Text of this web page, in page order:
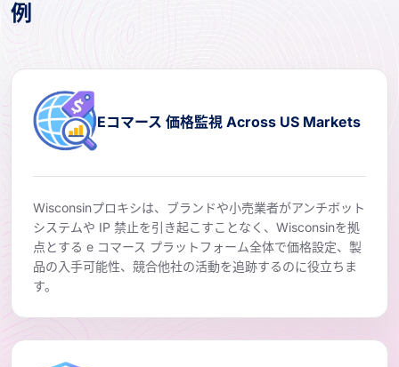
例
Eコマース 価格監視 Across US Markets
Wisconsinプロキシは、ブランドや小売業者がアンチボット
システムや IP 禁止を引き起こすことなく、Wisconsinを拠
点とする e コマース プラットフォーム全体で価格設定、製
品の入手可能性、競合他社の活動を追跡するのに役立ちま
す。